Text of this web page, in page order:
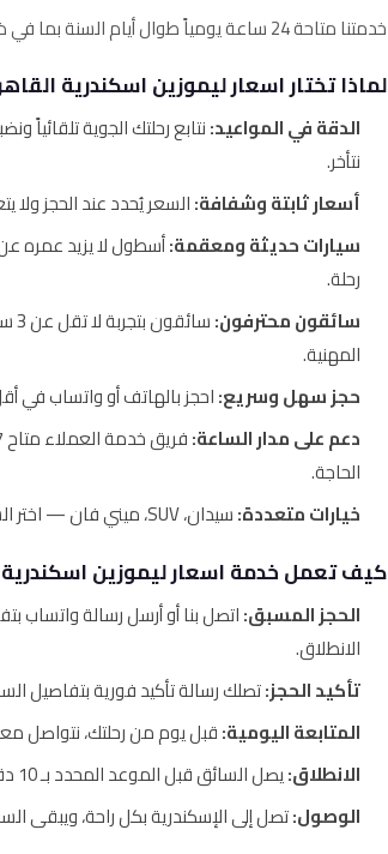
خدمتنا متاحة 24 ساعة يومياً طوال أيام السنة بما في ذلك الأعياد والمواسم، لأننا نعلم أن الرحلات لا تنتظر.
لماذا تختار اسعار ليموزين اسكندرية
الدقة في المواعيد:نتابع رحلتك الجوية
نتأخر.
أسعار ثابتة وشفافة:السعر يُحدد عند الحجز ولا
سيارات حديثة ومعقمة:
رحلة.
سائقون محترفون:
المهنية.
حجز سهل وسريع:احجز بالهاتف أو واتساب في
دعم على مدار الساعة:
الحاجة.
خيارات متعددة:سيدان، SUV، ميني فان — اختر السيارة التي تناسب عدد الأشخاص والأمتعة.
كيف تعمل خدمة اسعار ليموزين اسكندرية
الحجز المسبق:اتصل بنا أو أرسل رسالة واتساب
الانطلاق.
تأكيد الحجز:تصلك رسالة تأكيد فورية بتفاصيل
المتابعة اليومية:قبل يوم من رحلتك، نتواصل
الانطلاق:يصل السائق قبل الموعد المحدد بـ 10 دقائق جاهزاً لمساعدتك في الأمتعة.
الوصول:تصل إلى الإسكندرية بكل راحة، ويبقى